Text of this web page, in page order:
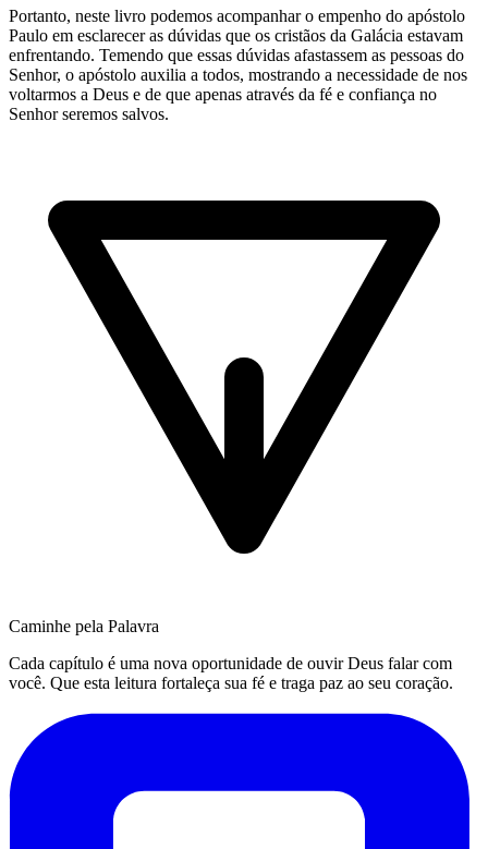
Portanto, neste livro podemos acompanhar o empenho do apóstolo
Paulo em esclarecer as dúvidas que os cristãos da Galácia estavam
enfrentando. Temendo que essas dúvidas afastassem as pessoas do
Senhor, o apóstolo auxilia a todos, mostrando a necessidade de nos
voltarmos a Deus e de que apenas através da fé e confiança no
Senhor seremos salvos.
Caminhe pela Palavra
Cada capítulo é uma nova oportunidade de ouvir Deus falar com
você. Que esta leitura fortaleça sua fé e traga paz ao seu coração.